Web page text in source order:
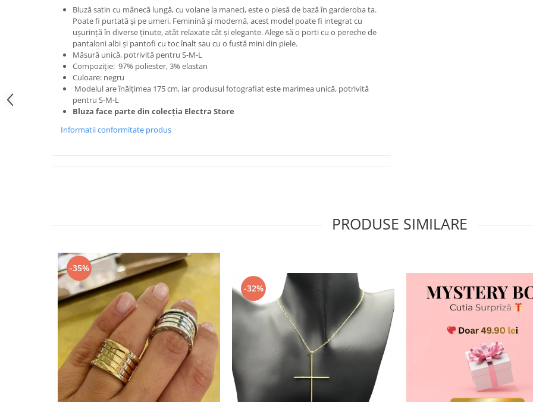
Bluză satin cu mânecă lungă, cu volane la maneci, este o piesă de bază în garderoba ta.
Poate fi purtată și pe umeri. Feminină și modernă, acest model poate fi integrat cu
ușurință în diverse ținute, atât relaxate cât și elegante. Alege să o porti cu o pereche de
pantaloni albi și pantofi cu toc înalt sau cu o fustă mini din piele.
Măsură unică, potrivită pentru S-M-L
Compoziție: 97% poliester,3% elastan
Culoare: negru
Modelul are înălțimea 175 cm, iar produsul fotografiat este marimea unică, potrivită
pentru S-M-L
Bluza face parte din colecția Electra Store
Informatii conformitate produs
PRODUSE SIMILARE
-35%
-32%